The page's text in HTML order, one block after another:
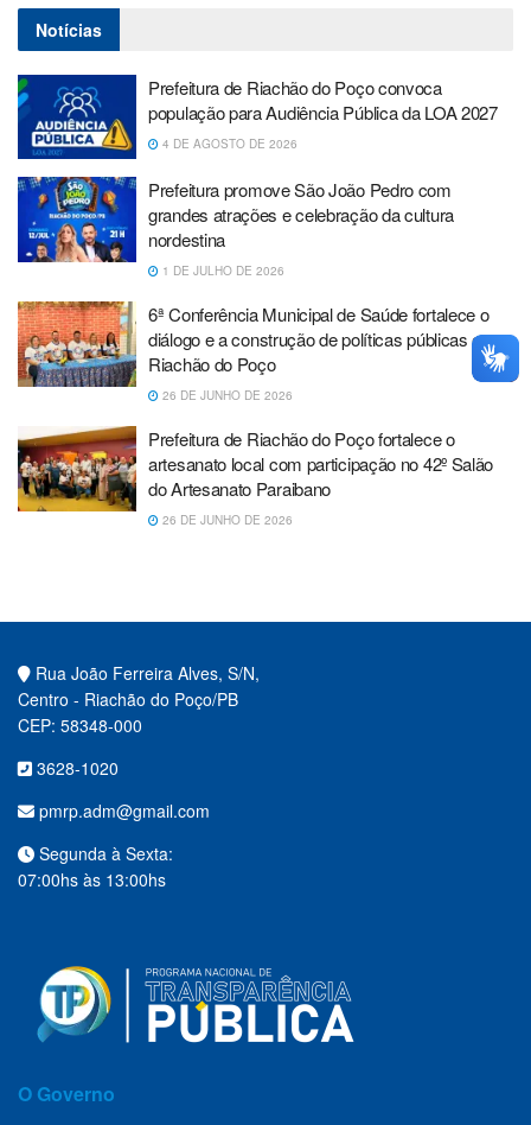
Notícias
Prefeitura de Riachão do Poço convoca
população para Audiência Pública da LOA 2027
4 DE AGOSTO DE 2026
Prefeitura promove São João Pedro com
grandes atrações e celebração da cultura
nordestina
1 DE JULHO DE 2026
6ª Conferência Municipal de Saúde fortalece o
diálogo e a construção de políticas públicas em
Riachão do Poço
26 DE JUNHO DE 2026
Prefeitura de Riachão do Poço fortalece o
artesanato local com participação no 42º Salão
do Artesanato Paraibano
26 DE JUNHO DE 2026
Rua João Ferreira Alves, S/N,
Centro - Riachão do Poço/PB
CEP: 58348-000
3628-1020
pmrp.adm@gmail.com
Segunda à Sexta:
07:00hs às 13:00hs
O Governo